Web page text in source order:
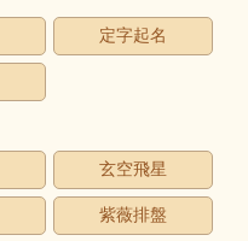
定字起名
玄空飛星
紫薇排盤